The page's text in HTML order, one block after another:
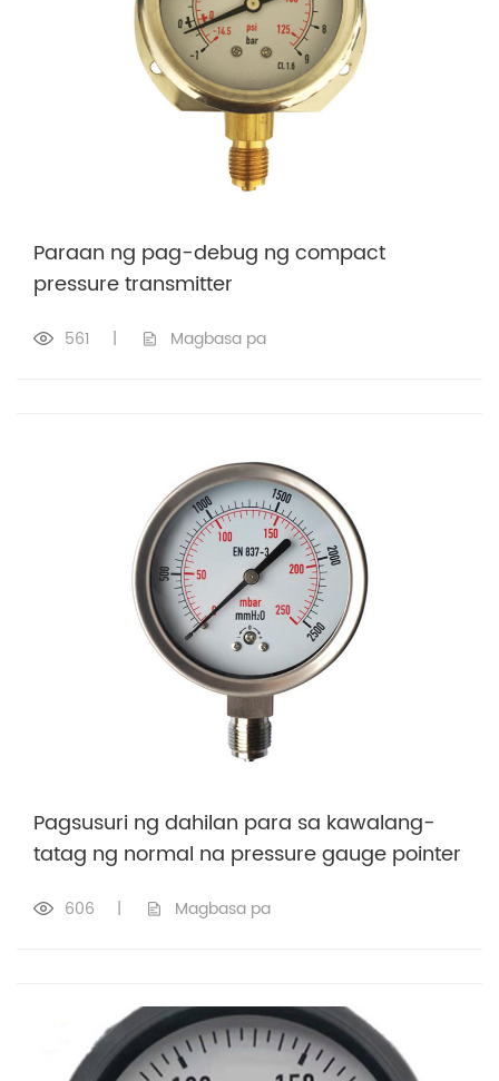
Paraan ng pag-debug ng compact
pressure transmitter
561 | Magbasa pa
Pagsusuri ng dahilan para sa kawalang-
tatag ng normal na pressure gauge pointer
606 | Magbasa pa